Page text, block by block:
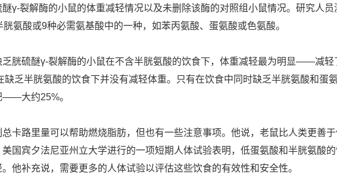
γ-裂解酶的小鼠的体重减轻情况以及未删除该酶的对照组小鼠情况。研究人员
氨酸或9种必需氨基酸中的一种，如苯丙氨酸、蛋氨酸或色氨酸。
胱硫醚γ-裂解酶的小鼠在不含半胱氨酸的饮食下，体重减轻最为明显——减轻
乏半胱氨酸的饮食下并没有减轻体重。只有在饮食中同时缺乏半胱氨酸和蛋
——大约25%。
卡路里量可以帮助燃烧脂肪，但也有一些注意事项。他说，老鼠比人类更善于
国宾夕法尼亚州立大学进行的一项短期人体试验表明，低蛋氨酸和半胱氨酸
他补充说，需要更多的人体试验以评估这些饮食的有效性和安全性。